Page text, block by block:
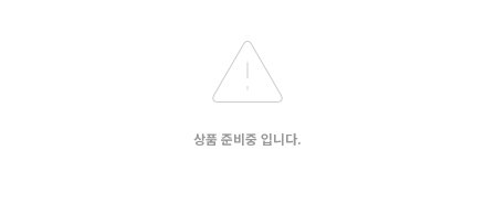
상품 준비중 입니다.